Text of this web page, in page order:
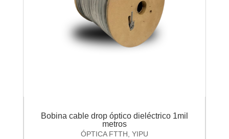
Bobina cable drop óptico dieléctrico 1mil
metros
ÓPTICA FTTH YIPU